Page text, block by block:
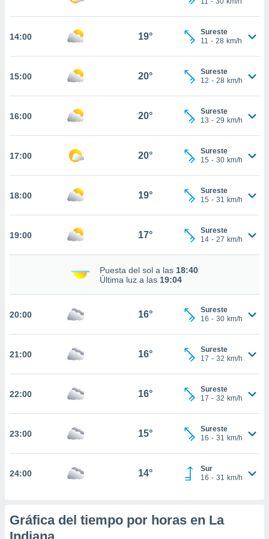
se
Puedes
web a
similares
sitio
posible
traten tus
interés
su
u
14:00 19°
Sureste
11 - 28 km/h
15:00 20°
Sureste
12 - 28 km/h
16:00 20°
Sureste
13 - 29 km/h
17:00 20°
Sureste
15 - 30 km/h
18:00 19°
Sureste
15 - 31 km/h
19:00 17°
Sureste
14 - 27 km/h
Puesta del sol a las 18:40
Última luz a las 19:04
20:00 16°
Sureste
16 - 30 km/h
21:00 16°
Sureste
17 - 32 km/h
22:00 16°
Sureste
17 - 32 km/h
23:00 15°
Sureste
16 - 31 km/h
24:00 14°
Sur
16 - 31 km/h
Gráfica del tiempo por horas en La